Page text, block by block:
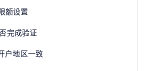
额设置
完成验证
户地区一致